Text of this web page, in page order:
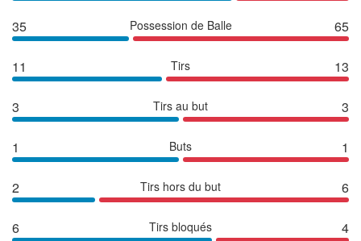
35 Possession de Balle 65
11 Tirs 13
3 Tirs au but 3
1 Buts 1
2 Tirs hors du but 6
6 Tirs bloqués 4